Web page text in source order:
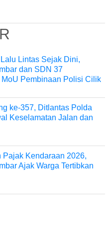
Lintas Sejak Dini,
dan SDN 37
MoU Pembinaan Polisi Cilik
ke-357, Ditlantas Polda
Keselamatan Jalan dan
Pajak Kendaraan 2026,
Ajak Warga Tertibkan